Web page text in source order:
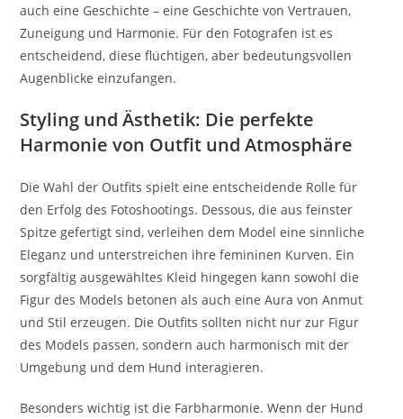
auch eine Geschichte – eine Geschichte von Vertrauen,
Zuneigung und Harmonie. Für den Fotografen ist es
entscheidend, diese flüchtigen, aber bedeutungsvollen
Augenblicke einzufangen.
Styling und Ästhetik: Die perfekte
Harmonie von Outfit und Atmosphäre
Die Wahl der Outfits spielt eine entscheidende Rolle für
den Erfolg des Fotoshootings. Dessous, die aus feinster
Spitze gefertigt sind, verleihen dem Model eine sinnliche
Eleganz und unterstreichen ihre femininen Kurven. Ein
sorgfältig ausgewähltes Kleid hingegen kann sowohl die
Figur des Models betonen als auch eine Aura von Anmut
und Stil erzeugen. Die Outfits sollten nicht nur zur Figur
des Models passen, sondern auch harmonisch mit der
Umgebung und dem Hund interagieren.
Besonders wichtig ist die Farbharmonie. Wenn der Hund